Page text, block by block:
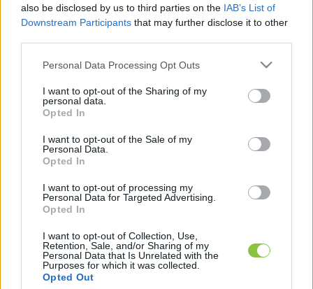
also be disclosed by us to third parties on the IAB’s List of
Downstream Participants that may further disclose it to other
Please note that this website/app uses one or more Google
not limited to your visit or usage behaviour. You may click to
grant or deny consent to Google and its third-party tags to
use your data for below specified purposes in below Google
consent section.
Personal Data Processing Opt Outs
I want to opt-out of the Sharing of my
personal data.
Opted In
I want to opt-out of the Sale of my
Personal Data.
Opted In
I want to opt-out of processing my
Personal Data for Targeted Advertising.
Opted In
I want to opt-out of Collection, Use,
Retention, Sale, and/or Sharing of my
Personal Data that Is Unrelated with the
Purposes for which it was collected.
Opted Out
megállapodásokról is várhatók bejelentések.
Hangsúlyozta ugyanakkor, hogy az egyeztetések
amely az Egyesült Államok külkereskedelmi
hiányának 95 százalékáért felelős.
ennyivel haladta meg az árubehozatal értéke a
külföldön értékesített áruk értékét.
A megemelkedő vámtarifák kapcsán
természetesen az Európai Unió is érintett.
Sajtóinformációk szerint az EU hajlandónak
mutatkozik elfogadni egy európai termékekre